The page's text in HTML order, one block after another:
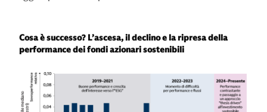
Cosa è successo? L’ascesa, il declino e la ripresa della
performance dei fondi azionari sostenibili